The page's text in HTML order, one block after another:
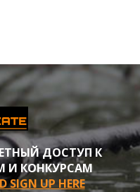
ДОСТУП К
И КОНКУРСАМ
UP HERE